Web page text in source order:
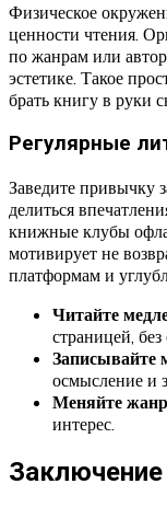
Физическое
ценности чтения.
по жанрам или
эстетике. Такое
брать книгу в руки
Регулярные
Заведите привычку
делиться
книжные клубы
мотивирует не
платформам и
Читайте
страницей,
Записывайте
осмысление и
Меняйте
интерес.
Заключение